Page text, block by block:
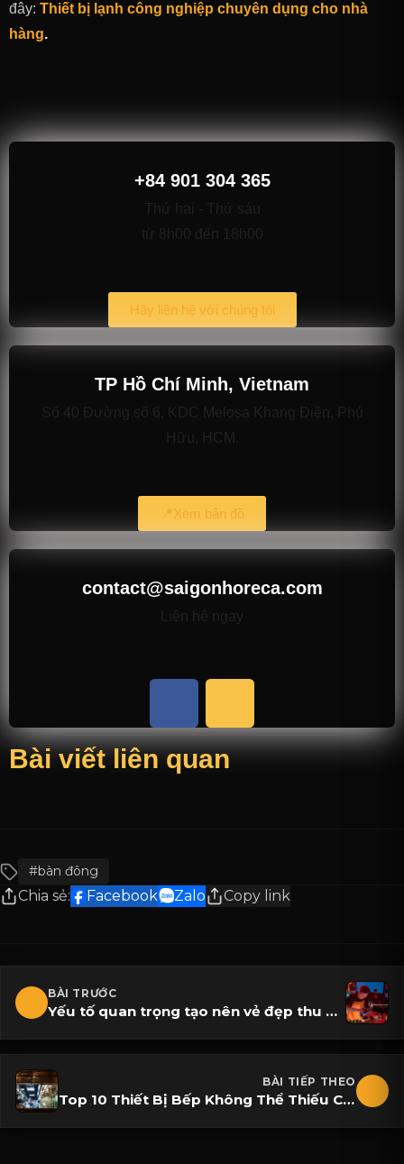
đây: Thiết bị lạnh công nghiệp chuyên dụng cho nhà
hàng.
+84 901 304 365
Thứ hai - Thứ sáu
từ 8h00 đến 18h00
Hãy liên hệ với chúng tôi
TP Hồ Chí Minh, Vietnam
Số 40 Đường số 6, KDC Melosa Khang Điền, Phú
Hữu, HCM.
📍Xem bản đồ
contact@saigonhoreca.com
Liên hệ ngay
Bài viết liên quan
#bàn đông
Chia sẻ: Facebook Zalo Copy link
BÀI TRƯỚC
Yếu tố quan trọng tạo nên vẻ đẹp thu hút của một quán bar
BÀI TIẾP THEO
Top 10 Thiết Bị Bếp Không Thể Thiếu Cho Một Quầy Bếp & Bar Tuyệt Vời